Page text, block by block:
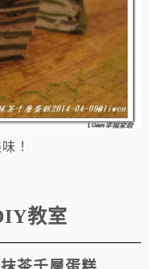
！
教室